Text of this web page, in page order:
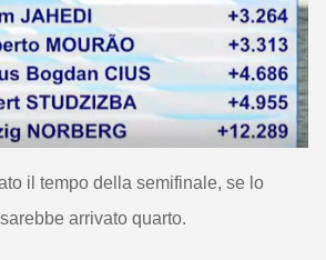
il tempo della semifinale, se lo
arrivato quarto.